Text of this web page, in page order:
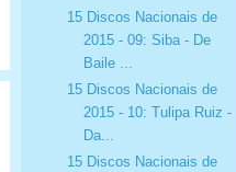
15 Discos Nacionais de
2015 - 09: Siba - De
Baile ...
15 Discos Nacionais de
2015 - 10: Tulipa Ruiz -
Da...
15 Discos Nacionais de